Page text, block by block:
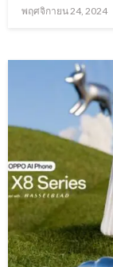
Posted
พฤศจิกายน 24, 2024